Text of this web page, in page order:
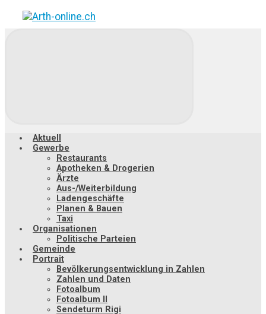
Zum
Hauptinhalt
Aktuell
Gewerbe
Restaurants
Apotheken & Drogerien
Ärzte
Aus-/Weiterbildung
Ladengeschäfte
Planen & Bauen
Taxi
Organisationen
Politische Parteien
Gemeinde
Portrait
Bevölkerungsentwicklung in Zahlen
Zahlen und Daten
Fotoalbum
Fotoalbum II
Sendeturm Rigi